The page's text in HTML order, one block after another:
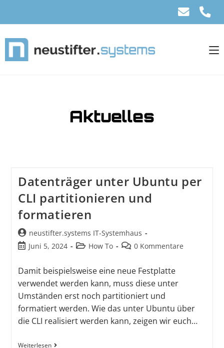
Aktuelles
Datenträger unter Ubuntu per
CLI partitionieren und
formatieren
neustifter.systems IT-Systemhaus
Juni 5, 2024
How To 0 Kommentare
Damit beispielsweise eine neue Festplatte
verwendet werden kann, muss diese unter
Umständen erst noch partitioniert und
formatiert werden. Wie das unter Ubuntu über
die CLI realisiert werden kann, zeigen wir euch…
Weiterlesen